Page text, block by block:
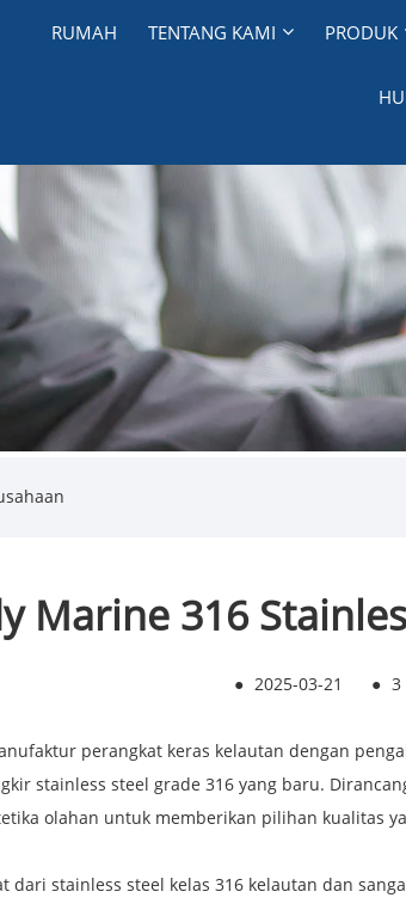
RUMAH TENTANG KAMI PRODUK
Marine 316
● 2025-03-21 ● 3
perangkat keras kelautan dengan
stainless steel grade 316 yang baru.
olahan untuk memberikan pilihan kualitas
dari stainless steel kelas 316 kelautan dan